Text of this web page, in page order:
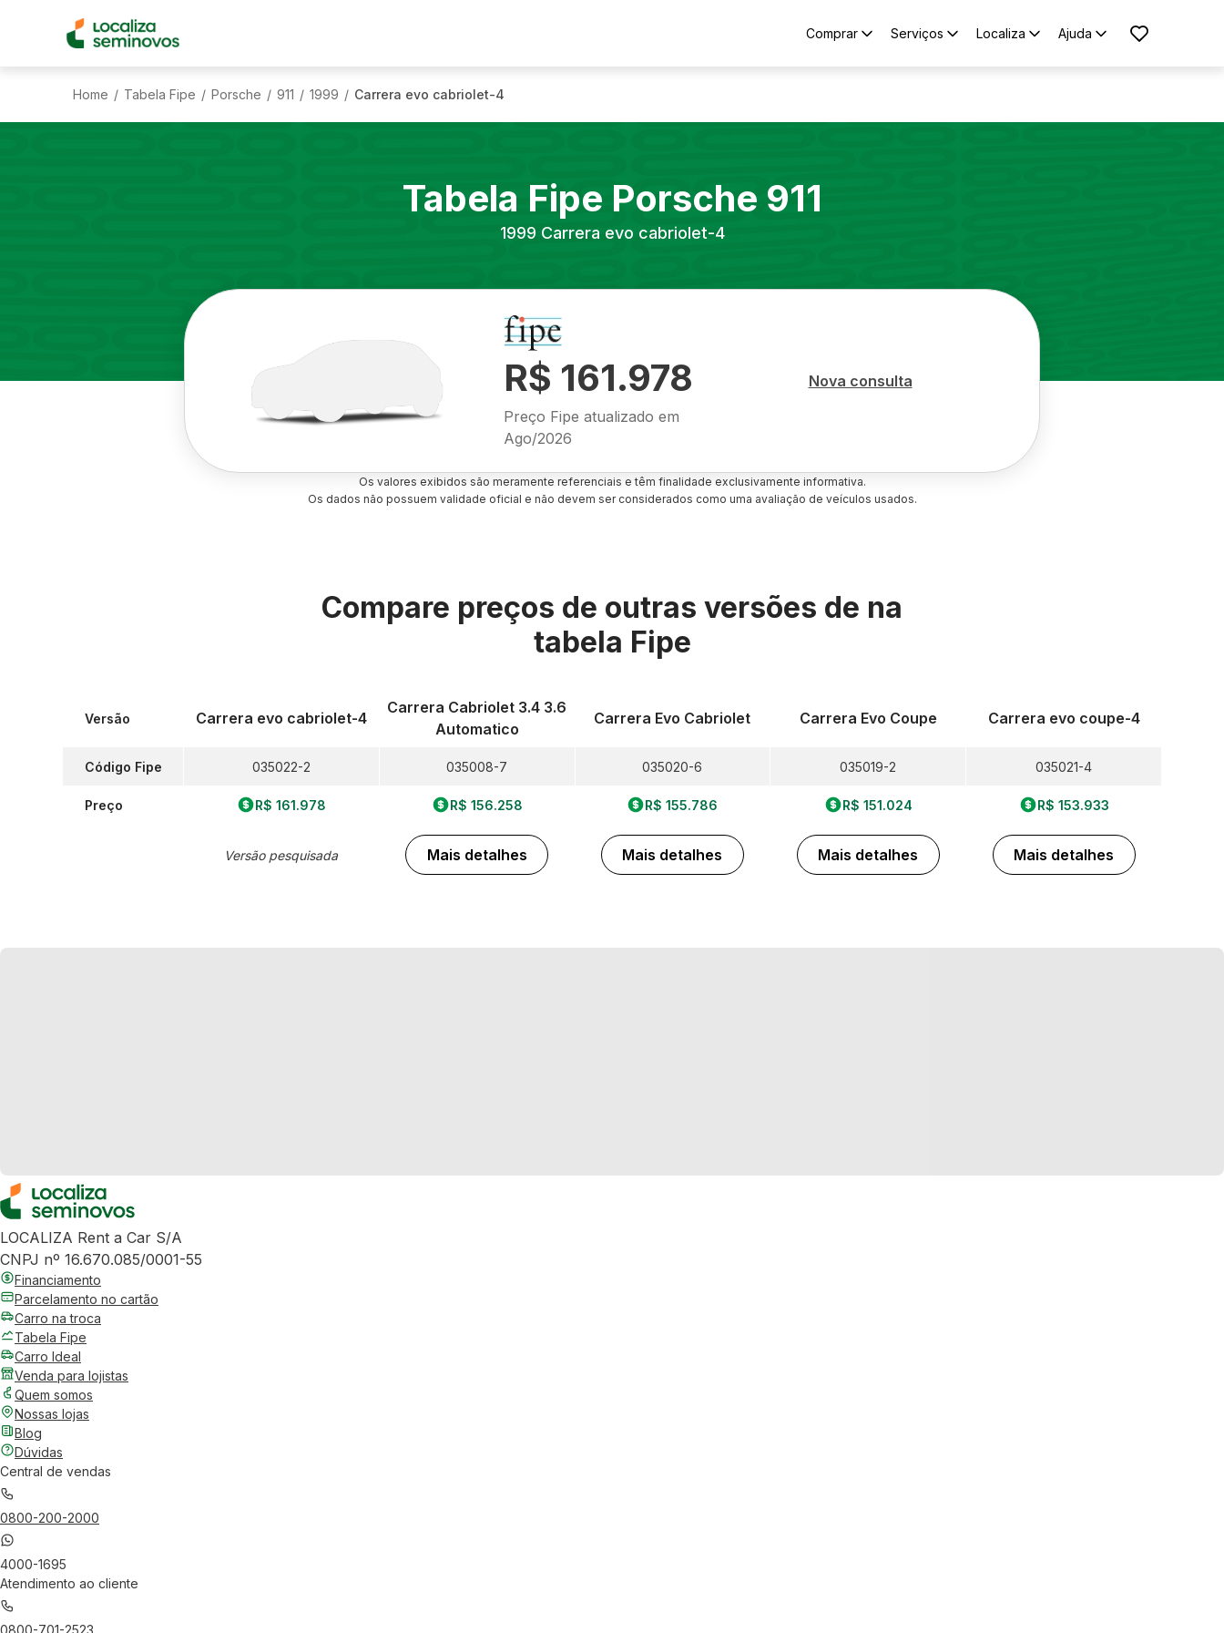
Comprar Serviços Localiza Ajuda
Home / Tabela Fipe / Porsche / 911 / 1999 / Carrera evo cabriolet-4
Tabela Fipe Porsche 911
1999 Carrera evo cabriolet-4
R$ 161.978
Preço Fipe atualizado em
Ago/2026
Nova consulta
Os valores exibidos são meramente referenciais e têm finalidade exclusivamente informativa.
Os dados não possuem validade oficial e não devem ser considerados como uma avaliação de veículos usados.
Compare preços de outras versões de na
tabela Fipe
Versão
Código Fipe
Preço
Carrera evo cabriolet-4
035022-2
R$ 161.978
Versão pesquisada
Carrera Cabriolet 3.4 3.6
Automatico
035008-7
R$ 156.258
Mais detalhes
Carrera Evo Cabriolet
035020-6
R$ 155.786
Mais detalhes
Carrera Evo Coupe
035019-2
R$ 151.024
Mais detalhes
Carrera evo coupe-4
035021-4
R$ 153.933
Mais detalhes
LOCALIZA Rent a Car S/A
CNPJ nº 16.670.085/0001-55
Financiamento
Parcelamento no cartão
Carro na troca
Tabela Fipe
Carro Ideal
Venda para lojistas
Quem somos
Nossas lojas
Blog
Dúvidas
Central de vendas
0800-200-2000
4000-1695
Atendimento ao cliente
0800-701-2523